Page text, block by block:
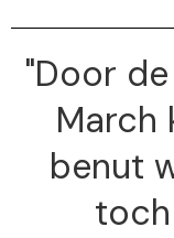
"Door
March
benut